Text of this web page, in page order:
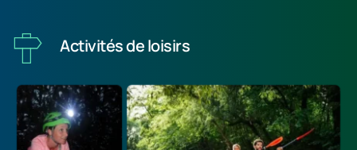
Activités de loisirs